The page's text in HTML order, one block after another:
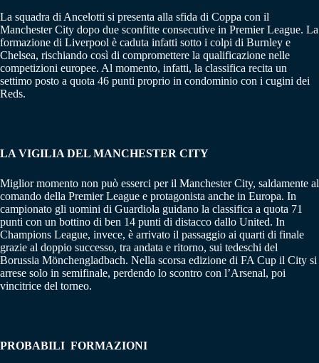
La squadra di Ancelotti si presenta alla sfida di Coppa con il
Manchester City dopo due sconfitte consecutive in Premier League. La
formazione di Liverpool è caduta infatti sotto i colpi di Burnley e
Chelsea, rischiando così di compromettere la qualificazione nelle
competizioni europee. Al momento, infatti, la classifica recita un
settimo posto a quota 46 punti proprio in condominio con i cugini dei
Reds.
LA VIGILIA DEL MANCHESTER CITY
Miglior momento non può esserci per il Manchester City, saldamente al
comando della Premier League e protagonista anche in Europa. In
campionato gli uomini di Guardiola guidano la classifica a quota 71
punti con un bottino di ben 14 punti di distacco dallo United. In
Champions League, invece, è arrivato il passaggio ai quarti di finale
grazie al doppio successo, tra andata e ritorno, sui tedeschi del
Borussia Mönchengladbach. Nella scorsa edizione di FA Cup il City si
arrese solo in semifinale, perdendo lo scontro con l’Arsenal, poi
vincitrice del torneo.
PROBABILI FORMAZIONI